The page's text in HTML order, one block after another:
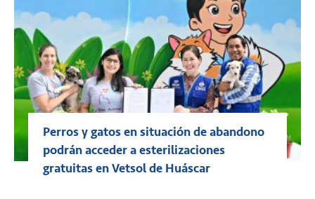
Perros y gatos en situación de abandono
podrán acceder a esterilizaciones
gratuitas en Vetsol de Huáscar